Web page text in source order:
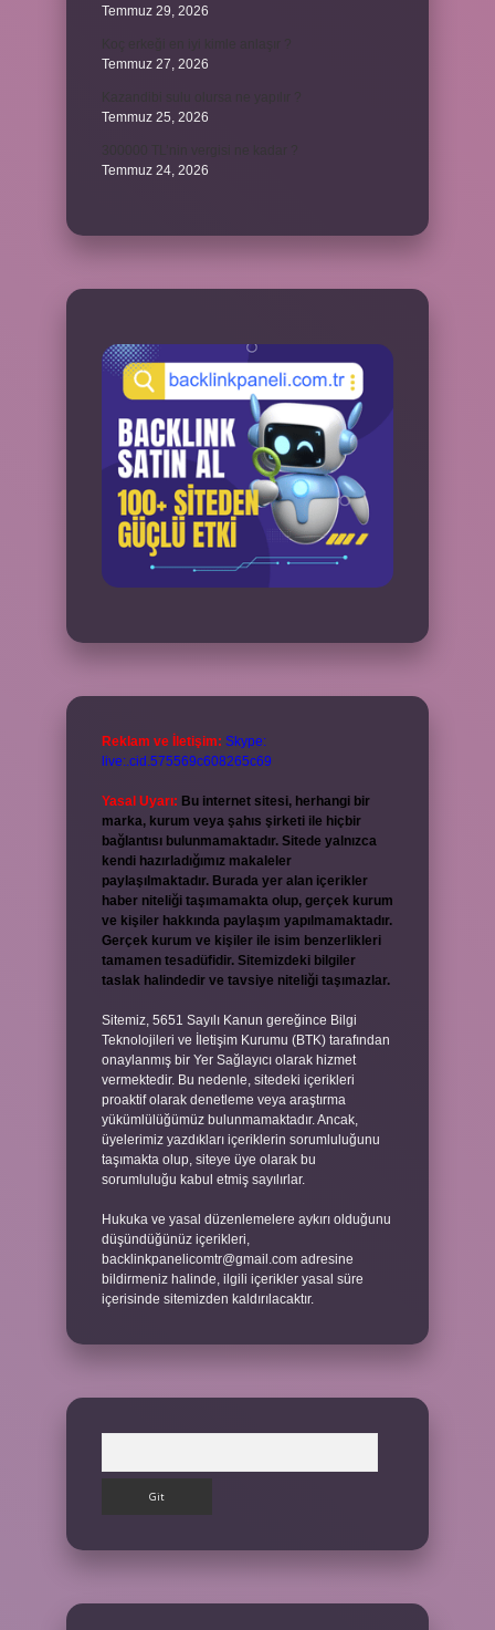
Temmuz 29, 2026
Temmuz 27, 2026
Temmuz 25, 2026
Temmuz 24, 2026
Reklam ve İletişim: Skype:
live:.cid.575569c608265c69
Yasal Uyarı: Bu internet sitesi, herhangi bir
marka, kurum veya şahıs şirketi ile hiçbir
bağlantısı bulunmamaktadır. Sitede yalnızca
kendi hazırladığımız makaleler
paylaşılmaktadır. Burada yer alan içerikler
haber niteliği taşımamakta olup, gerçek kurum
ve kişiler hakkında paylaşım yapılmamaktadır.
Gerçek kurum ve kişiler ile isim benzerlikleri
tamamen tesadüfidir. Sitemizdeki bilgiler
taslak halindedir ve tavsiye niteliği taşımazlar.
Sitemiz, 5651 Sayılı Kanun gereğince Bilgi
Teknolojileri ve İletişim Kurumu (BTK) tarafından
onaylanmış bir Yer Sağlayıcı olarak hizmet
vermektedir. Bu nedenle, sitedeki içerikleri
proaktif olarak denetleme veya araştırma
yükümlülüğümüz bulunmamaktadır. Ancak,
üyelerimiz yazdıkları içeriklerin sorumluluğunu
taşımakta olup, siteye üye olarak bu
sorumluluğu kabul etmiş sayılırlar.
Hukuka ve yasal düzenlemelere aykırı olduğunu
düşündüğünüz içerikleri,
backlinkpanelicomtr@gmail.com adresine
bildirmeniz halinde, ilgili içerikler yasal süre
içerisinde sitemizden kaldırılacaktır.